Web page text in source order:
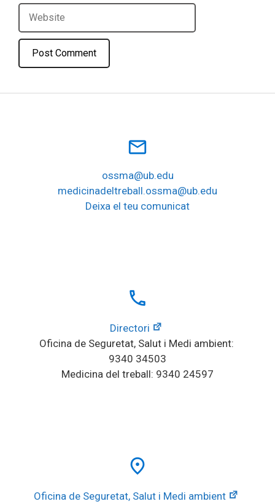
Website
mail_outline
ossma@ub.edu
medicinadeltreball.ossma@ub.edu
Deixa el teu comunicat
local_phone
Directori
Oficina de Seguretat, Salut i Medi ambient:
9340 34503
Medicina del treball: 9340 24597
place
Oficina de Seguretat, Salut i Medi ambient